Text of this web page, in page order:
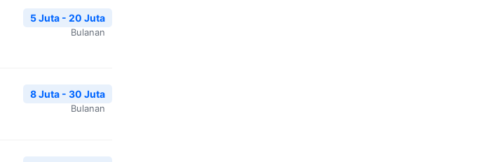
5 Juta - 20 Juta
Bulanan
8 Juta - 30 Juta
Bulanan